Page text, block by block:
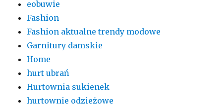
eobuwie
Fashion
Fashion aktualne trendy modowe
Garnitury damskie
Home
hurt ubrań
Hurtownia sukienek
hurtownie odzieżowe